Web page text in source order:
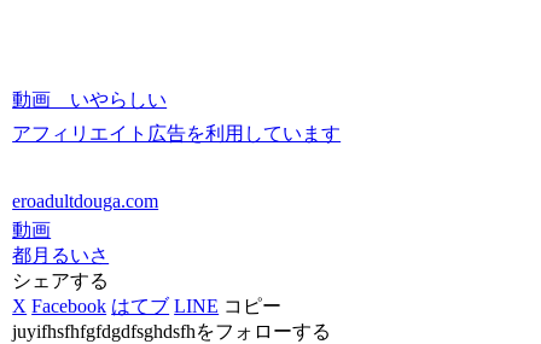
動画 いやらしい
アフィリエイト広告を利用しています
eroadultdouga.com
動画
都月るいさ
シェアする
X Facebook はてブ LINE コピー
juyifhsfhfgfdgdfsghdsfhをフォローする